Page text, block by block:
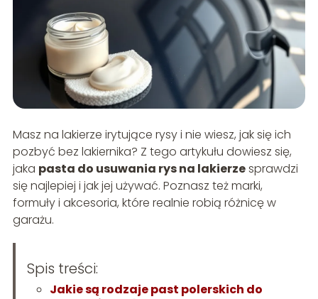
Masz na lakierze irytujące rysy i nie wiesz, jak się ich
pozbyć bez lakiernika? Z tego artykułu dowiesz się,
jaka pasta do usuwania rys na lakierzesprawdzi
się najlepiej i jak jej używać. Poznasz też marki,
formuły i akcesoria, które realnie robią różnicę w
garażu.
Spis treści:
Jakie są rodzaje past polerskich do